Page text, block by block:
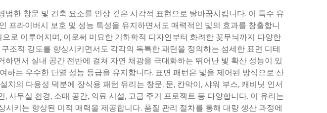
한 창문 및 건축 요소를 인상 깊은 시각적 표현으로 탈바꿈시킵니다. 이 특수 유
프라이버시 보호 및 성능 특성을 유지하면서도 매력적인 빛의 효과를 창출합니
로 이루어지며, 이로써 미묘한 기하학적 디자인부터 화려한 꽃무늬까지 다양한
조적 강도를 향상시키면서도 각각의 독특한 패턴을 정의하는 섬세한 표면 디테
면서 실내 공간 전반에 걸쳐 자연 채광을 극대화하는 뛰어난 빛 확산 성능이 있
는 우수한 단열 성능 등급을 유지합니다. 표면 패턴은 빛을 제어된 방식으로 산
의 다용성 덕분에 장식용 패턴 유리는 창문, 문, 칸막이, 샤워 부스, 캐비닛 인서
무실 환경, 소매 공간, 의료 시설, 고급 주거 프로젝트 등 다양합니다. 이 유리는
키는 향상된 미적 매력을 제공합니다. 품질 관리 절차를 통해 대량 생산 과정에